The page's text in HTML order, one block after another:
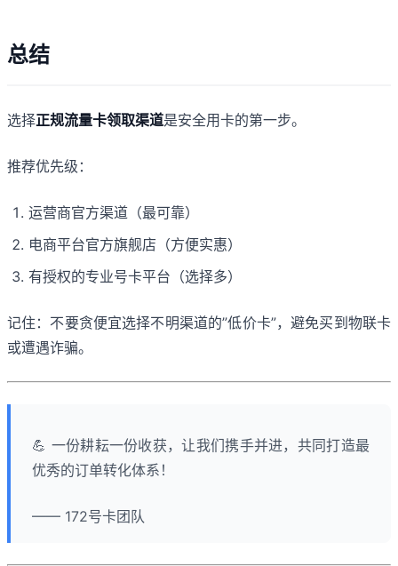
总结
选择正规流量卡领取渠道是安全用卡的第一步。
推荐优先级：
运营商官方渠道（最可靠）
电商平台官方旗舰店（方便实惠）
有授权的专业号卡平台（选择多）
记住：不要贪便宜选择不明渠道的”低价卡”，避免买到物联卡
或遭遇诈骗。
💪 一份耕耘一份收获，让我们携手并进，共同打造最
优秀的订单转化体系！
—— 172号卡团队